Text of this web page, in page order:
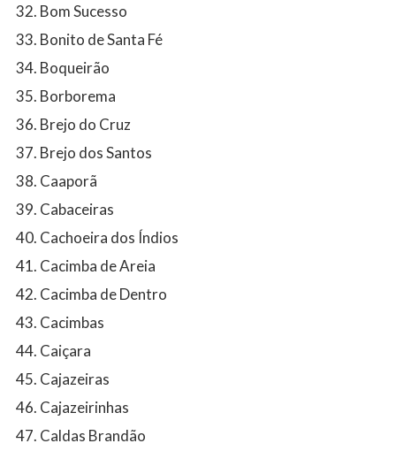
Bom Sucesso
Bonito de Santa Fé
Boqueirão
Borborema
Brejo do Cruz
Brejo dos Santos
Caaporã
Cabaceiras
Cachoeira dos Índios
Cacimba de Areia
Cacimba de Dentro
Cacimbas
Caiçara
Cajazeiras
Cajazeirinhas
Caldas Brandão